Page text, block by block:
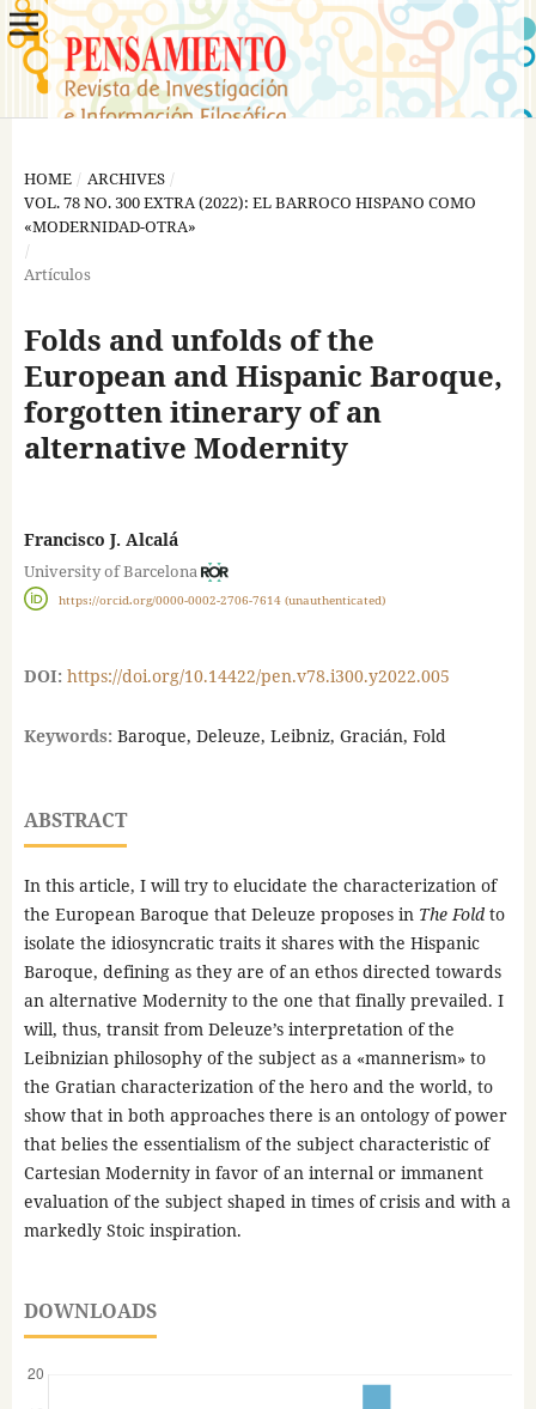
HOME / ARCHIVES /
VOL. 78 NO. 300 EXTRA (2022): EL BARROCO HISPANO COMO
«MODERNIDAD-OTRA»
/
Artículos
Folds and unfolds of the
European and Hispanic Baroque,
forgotten itinerary of an
alternative Modernity
Francisco J. Alcalá
University of Barcelona
https://orcid.org/0000-0002-2706-7614 (unauthenticated)
DOI: https://doi.org/10.14422/pen.v78.i300.y2022.005
Keywords: Baroque, Deleuze, Leibniz, Gracián, Fold
ABSTRACT
In this article, I will try to elucidate the characterization of
the European Baroque that Deleuze proposes in The Foldto
isolate the idiosyncratic traits it shares with the Hispanic
Baroque, defining as they are of an ethos directed towards
an alternative Modernity to the one that finally prevailed. I
will, thus, transit from Deleuze’s interpretation of the
Leibnizian philosophy of the subject as a «mannerism» to
the Gratian characterization of the hero and the world, to
show that in both approaches there is an ontology of power
that belies the essentialism of the subject characteristic of
Cartesian Modernity in favor of an internal or immanent
evaluation of the subject shaped in times of crisis and with a
markedly Stoic inspiration.
DOWNLOADS